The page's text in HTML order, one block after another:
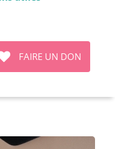
FAIRE UN DON